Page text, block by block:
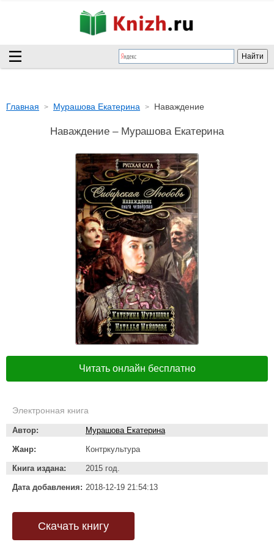
Главная Мурашова Екатерина Наваждение
Наваждение – Мурашова Екатерина
Читать онлайн бесплатно
Электронная книга
Автор: Мурашова Екатерина
Жанр: Контркультура
Книга издана: 2015 год.
Дата добавления: 2018-12-19 21:54:13
Скачать книгу